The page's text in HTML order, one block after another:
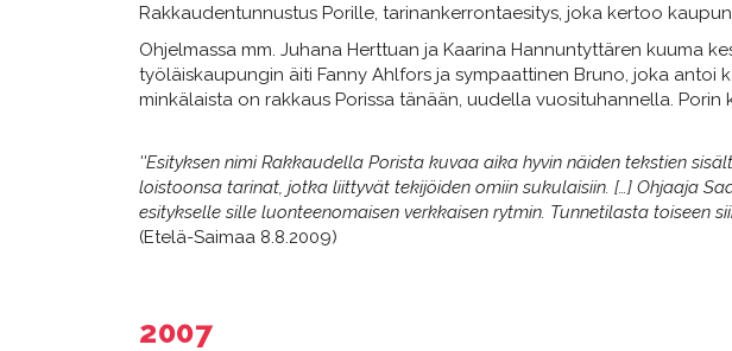
Rakkaudentunnustus Porille, tarinankerrontaesitys, joka kertoo
Ohjelmassa mm. Juhana Herttuan ja Kaarina Hannuntyttären kuuma
työläiskaupungin äiti Fanny Ahlfors ja sympaattinen Bruno, joka antoi
minkälaista on rakkaus Porissa tänään, uudella vuosituhannella.
''Esityksen nimi Rakkaudella Porista kuvaa aika hyvin näiden tekstien
loistoonsa tarinat, jotka liittyvät tekijöiden omiin sukulaisiin. […] Ohjaaja
esitykselle sille luonteenomaisen verkkaisen rytmin. Tunnetilasta toiseen
(Etelä-Saimaa 8.8.2009)
2007